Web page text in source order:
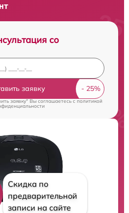
со
заявку
заявку" Вы соглашаетесь cполитикой
Скидка по
предварительной
записи на сайте